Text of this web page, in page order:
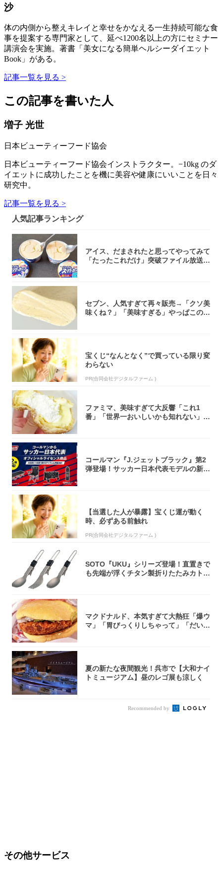
沙
体の内側から整えキレイと幸せをかなえる一生持続可能な食
事を提案する専門家として、延べ1200名以上の方にセミナー
講演会を実施。著書「美女になる簡単ヘルシーダイエット
Book」がある。
記事一覧を見る >
この記事を書いた人
増子 光世
日本ビューティーフード協会
日本ビューティーフード協会インストラクター。−10kg のダ
イエットに成功したことを機に美容や健康にいいことを日々
研究中。
記事一覧を見る >
人気記事ランキング
アイス、だまされたと思ってやってみて
「たったこれだけ」突破ファイル放送で
セブン、人気すぎて再々販売→「クソ美
味くね？」「美味すぎる」やっぱこのク
宝くじ“なんとなく”で買っている限り変
わらない
PR(合同会社デジタルファーム )
ファミマ、美味すぎて大反響「これ1
番」「世界一おいしいかも知れない」
コールマン『J.ジェットブラック』第2
弾登場！サッカー日本代表モデルの新作
【当選した人が暴露】宝くじ運が動く
時、必ずある前触れ
PR(合同会社デジタルファーム )
SOTO『UKU』シリーズ登場！直置きで
も先端が浮くチタン製折りたたみカトラ
マクドナルド、本気すぎて大熱狂「爆ウ
マ」「胃びっくりしちゃって」「だいぶ
夏の新たな夜間観光！呉市で【大和ナイ
トミュージアム】昼のレゴ展も涼しく
Recommended by
その他サービス